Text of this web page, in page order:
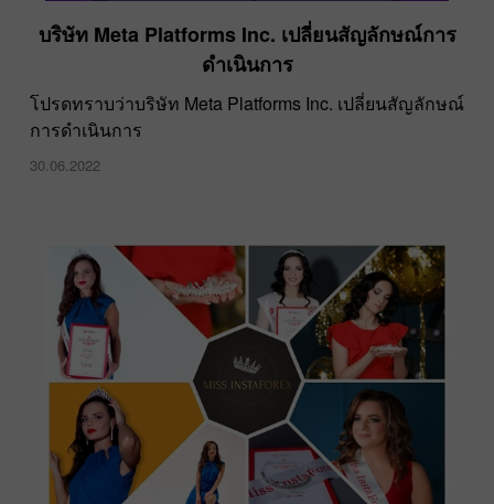
บริษัท Meta Platforms Inc. เปลี่ยนสัญลักษณ์การ
ดำเนินการ
โปรดทราบว่าบริษัท Meta Platforms Inc. เปลี่ยนสัญลักษณ์
การดำเนินการ
30.06.2022